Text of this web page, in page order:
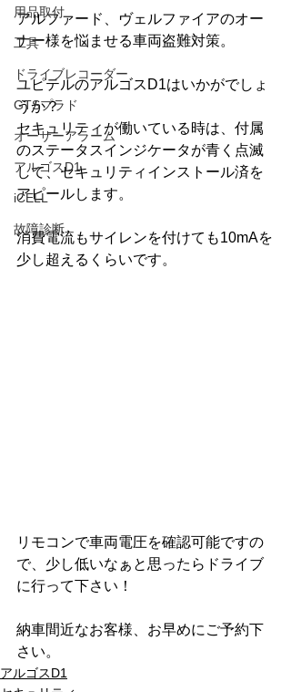
用品取付
工具
ドライブレコーダー
GTSプラド
オーサーアラーム
アルゴスD1
iCELL
故障診断
アルファード、ヴェルファイアのオー
ナー様を悩ませる車両盗難対策。
ユピテルのアルゴスD1はいかがでしょ
うか？
セキュリティが働いている時は、付属
のステータスインジケータが青く点滅
して、セキュリティインストール済を
アピールします。
消費電流もサイレンを付けても10mAを
少し超えるくらいです。
リモコンで車両電圧を確認可能ですの
で、少し低いなぁと思ったらドライブ
に行って下さい！
納車間近なお客様、お早めにご予約下
さい。
アルゴスD1